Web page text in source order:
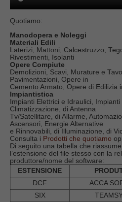
Quotiamo:
Manodopera e Noleggi
Materiali Edili
Laterizi, Mattoni, Calcestruzzo,
Rivestimenti, Isolanti
Opere Compiute
Demolizioni, Scavi, Murature e
Pavimentazioni, Opere in
Cemento Armato, Opere di Edilizia
Impiantistica
Impianti Elettrici e Idraulici,
Climatizzazione, di Antenna
Tv/Satellitare, di Allarme,
Ascensori, Energie Alternative
e Rinnovabili, di Illuminazione, di
Consulta i Prodotti che quotiamo
Di seguito una tabella che
l’estensione del file stesso con la
produttore/nome del software:
ESTENSIONE
DCF
ACCA
SIX